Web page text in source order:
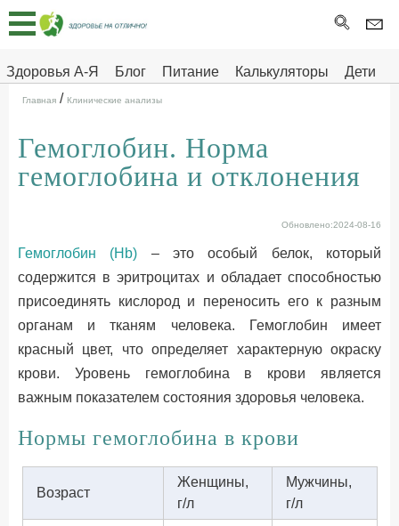
Здоровья А-Я Блог Питание Калькуляторы
Дети
Здоровье на отлично
Главная
Тесты
Про
ДЕТЯМ
Главная / Клинические анализы
Гемоглобин. Норма
гемоглобина и отклонения
Обновлено:2024-08-16
Гемоглобин (Hb) – это особый белок, который
содержится в эритроцитах и обладает способностью
присоединять кислород и переносить его к разным
органам и тканям человека. Гемоглобин имеет
красный цвет, что определяет характерную окраску
крови. Уровень гемоглобина в крови является
важным показателем состояния здоровья человека.
Нормы гемоглобина в крови
Возраст
Женщины,
г/л
Мужчины,
г/л